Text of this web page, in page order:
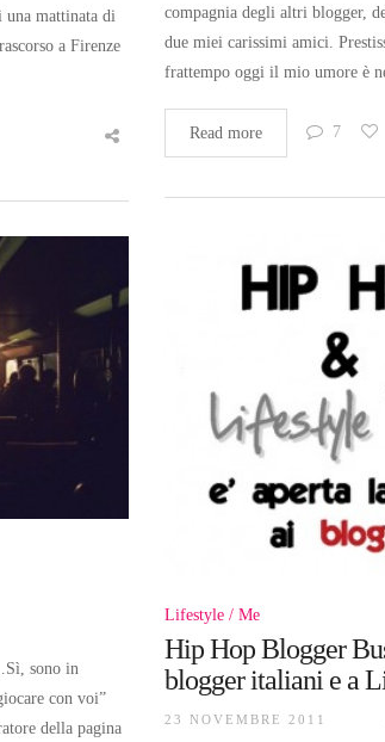
mattinata di
a Firenze
compagnia degli altri blogger,
due miei carissimi amici.
frattempo oggi il mio umore è
Read more 7
Lifestyle Me
Hip Hop Blogger
blogger italiani e a
23 NOVEMBRE 2011
sono in
con voi”
della pagina